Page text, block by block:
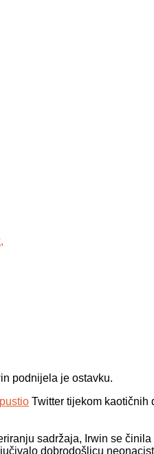
podnijela je ostavku.
Twitter tijekom kaotičnih
sadržaja, Irwin se
dobrodošlicu